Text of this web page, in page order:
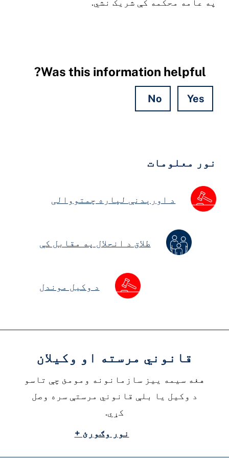
په عامه محکمه کې شریک نشي.
Was this information helpful?
Yes
No
نور معلومات
د اورېدنې لپاره چمتووالی
طلاق د انحلال په مقابل کې
د وکیل موندل
قانوني مرسته او وکیلان
هغه سیمه ییز سازمانونه ومومئ چې تاسو
د وکیل یا بلې قانوني مرستې سره وصل
کړي.
نور وګورئ +